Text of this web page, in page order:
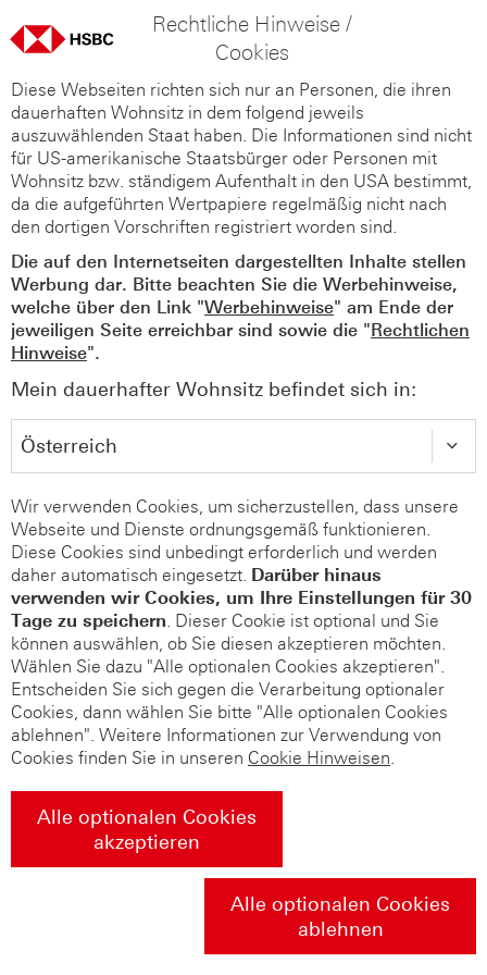
Rechtliche Hinweise /
Cookies
Diese Webseiten richten sich nur an Personen, die ihren
dauerhaften Wohnsitz in dem folgend jeweils
auszuwählenden Staat haben. Die Informationen sind nicht
für US-amerikanische Staatsbürger oder Personen mit
Wohnsitz bzw. ständigem Aufenthalt in den USA bestimmt,
da die aufgeführten Wertpapiere regelmäßig nicht nach
den dortigen Vorschriften registriert worden sind.
Die auf den Internetseiten dargestellten Inhalte stellen
Werbung dar. Bitte beachten Sie die Werbehinweise,
welche über den Link "Werbehinweise" am Ende der
jeweiligen Seite erreichbar sind sowie die "Rechtlichen
Hinweise".
Mein dauerhafter Wohnsitz befindet sich in:
Wir verwenden Cookies, um sicherzustellen, dass unsere
Webseite und Dienste ordnungsgemäß funktionieren.
Diese Cookies sind unbedingt erforderlich und werden
daher automatisch eingesetzt. Darüber hinaus
verwenden wir Cookies, um Ihre Einstellungen für 30
Tage zu speichern. Dieser Cookie ist optional und Sie
können auswählen, ob Sie diesen akzeptieren möchten.
Wählen Sie dazu "Alle optionalen Cookies akzeptieren".
Entscheiden Sie sich gegen die Verarbeitung optionaler
Cookies, dann wählen Sie bitte "Alle optionalen Cookies
ablehnen". Weitere Informationen zur Verwendung von
Cookies finden Sie in unseren Cookie Hinweisen.
Alle optionalen Cookies
akzeptieren
Alle optionalen Cookies
ablehnen